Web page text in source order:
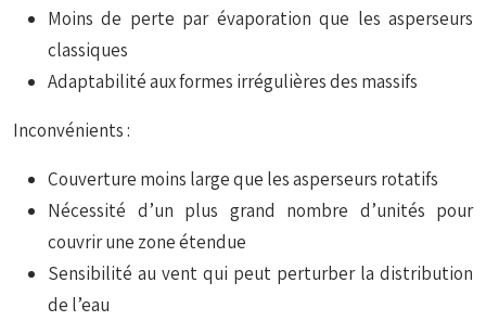
Moins de perte par évaporation que les asperseurs
classiques
Adaptabilité aux formes irrégulières des massifs
Inconvénients :
Couverture moins large que les asperseurs rotatifs
Nécessité d’un plus grand nombre d’unités pour
couvrir une zone étendue
Sensibilité au vent qui peut perturber la distribution
de l’eau